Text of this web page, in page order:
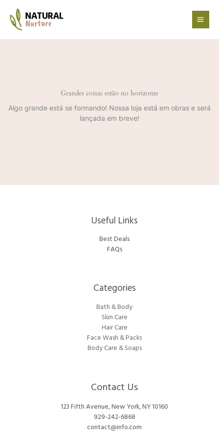
para
Grandes coisas estão no horizonte
Algo grande está se formando! Nossa loja está em obras e será
lançada em breve!
Useful Links
Best Deals
FAQs
Categories​
Bath & Body
Skin Care
Hair Care
Face Wash & Packs
Body Care & Soaps
Contact Us
123 Fifth Avenue, New York, NY 10160
929-242-6868
contact@info.com